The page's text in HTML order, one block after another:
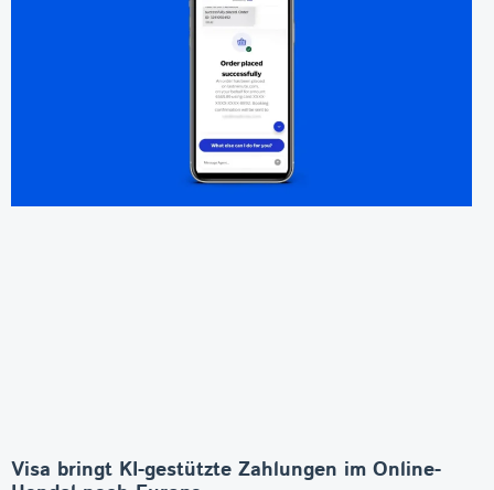
Visa bringt KI-gestützte Zahlungen im Online-